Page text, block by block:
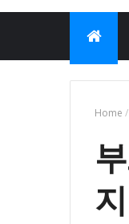
Home /